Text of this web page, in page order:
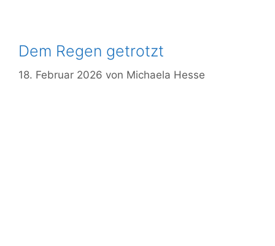
Dem Regen getrotzt
18. Februar 2026 von Michaela Hesse